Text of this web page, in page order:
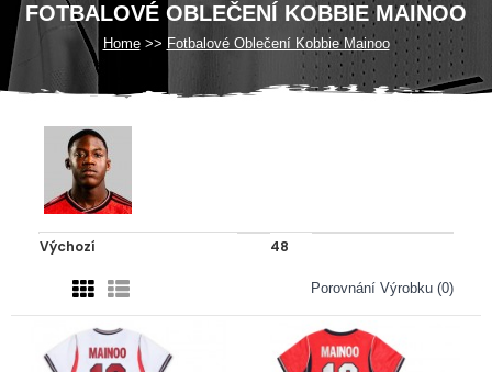
FOTBALOVÉ OBLEČENÍ KOBBIE MAINOO
Home Fotbalové Oblečení Kobbie Mainoo
Porovnání Výrobku (0)